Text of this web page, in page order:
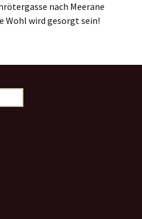
nach Meerane
Wohl wird gesorgt sein!